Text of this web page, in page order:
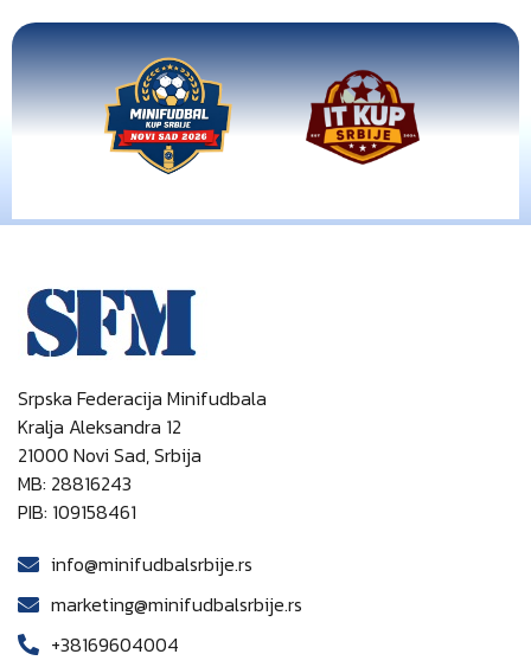
Srpska Federacija Minifudbala
Kralja Aleksandra 12
21000 Novi Sad, Srbija
MB: 28816243
PIB: 109158461
info@minifudbalsrbije.rs
marketing@minifudbalsrbije.rs
+38169604004